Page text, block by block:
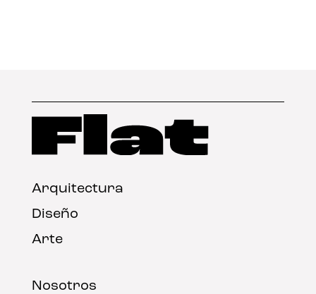
Arquitectura
Diseño
Arte
Nosotros